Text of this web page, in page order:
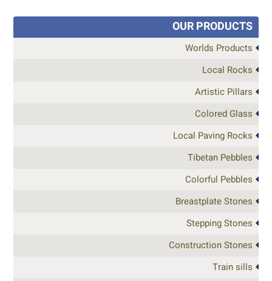
OUR PRODUCTS
Worlds Products
Local Rocks
Artistic Pillars
Colored Glass
Local Paving Rocks
Tibetan Pebbles
Colorful Pebbles
Breastplate Stones
Stepping Stones
Construction Stones
Train sills